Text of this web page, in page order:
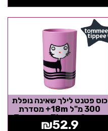
כוס פטנט לילך שאינה נופלת
300 מ"ל 18m+ מסדרת
Tommee Tippee Super
Cup - הדפס חתול
₪52.9